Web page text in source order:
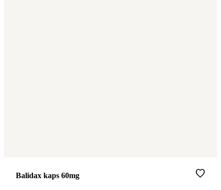
Merke:
Balidax kaps 60mg